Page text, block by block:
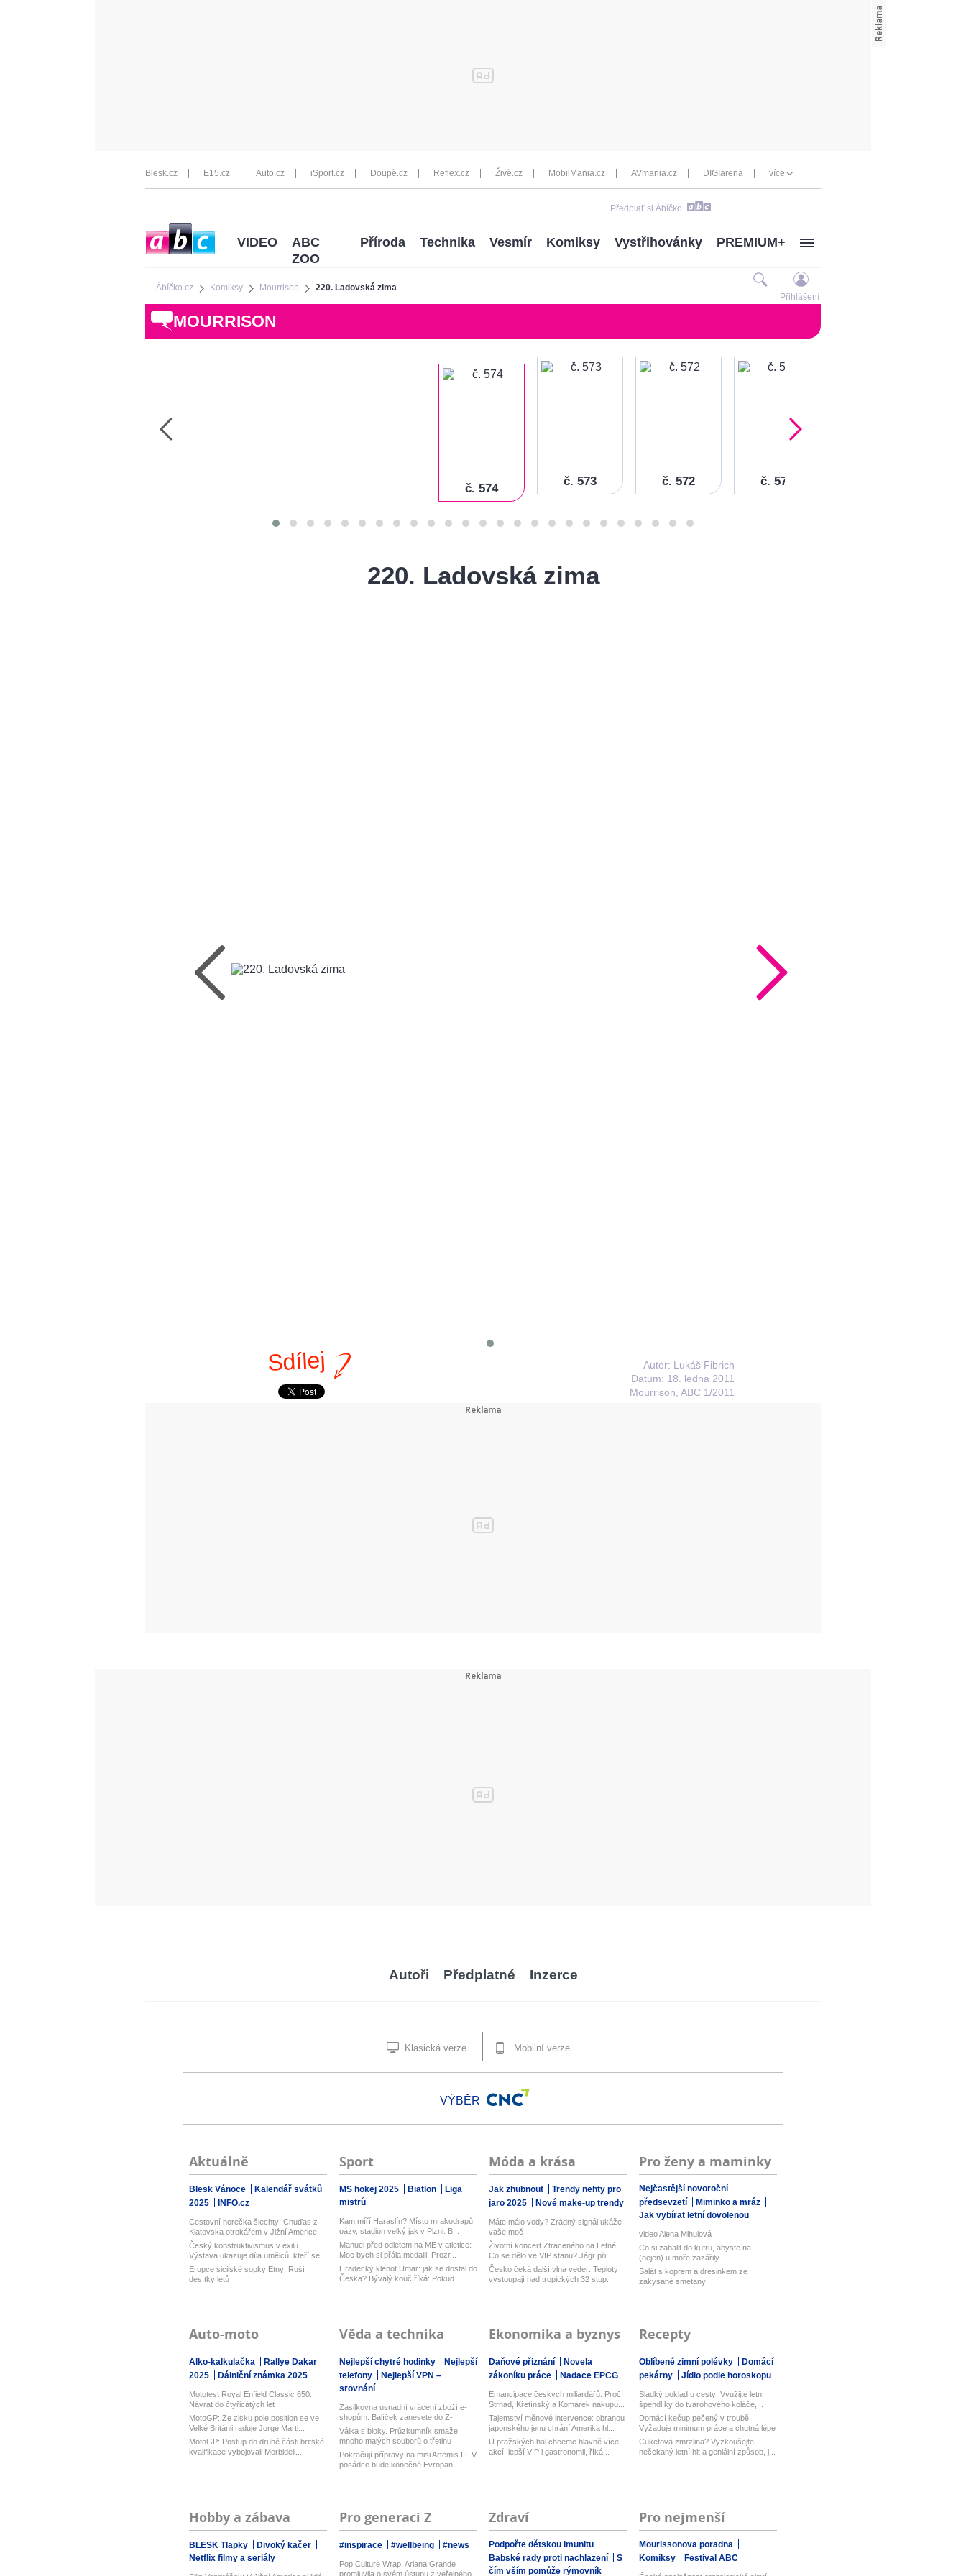
Blesk.cz E15.cz Auto.cz iSport.cz Doupě.cz Reflex.cz Živě.cz MobilMania.cz AVmania.cz DIGIarena více
Předplať si Ábíčko
Ábíčko.cz Komiksy Mourrison 220. Ladovská zima
VIDEO
ABC
ZOO
Příroda Technika Vesmír Komiksy Vystřihovánky PREMIUM+
Přihlášení
MOURRISON
č. 574
č. 573 č. 572 č. 571
220. Ladovská zima
Sdílej
Autor: Lukáš Fibrich
Datum: 18. ledna 2011
Mourrison, ABC 1/2011
Autoři Předplatné Inzerce
Klasická verze Mobilní verze
VÝBĚR
Aktuálně
Blesk Vánoce
Kalendář svátků
2025
INFO.cz
Cestovní horečka šlechty: Chuďas z
Klatovska otrokářem v Jižní Americe
Český konstruktivismus v exilu.
Výstava ukazuje díla umělců, kteří se
...
Erupce sicilské sopky Etny: Ruší
desítky letů
Sport
MS hokej 2025 Biatlon
Liga
mistrů
Kam míří Haraslín? Místo mrakodrapů
oázy, stadion velký jak v Plzni. B...
Manuel před odletem na ME v atletice:
Moc bych si přála medaili. Prozr...
Hradecký klenot Umar: jak se dostal do
Česka? Bývalý kouč říká: Pokud ...
Móda a krása
Jak zhubnout
Trendy nehty pro
jaro 2025
Nové make-up trendy
Máte málo vody? Zrádný signál ukáže
vaše moč
Životní koncert Ztraceného na Letné:
Co se dělo ve VIP stanu? Jágr při...
Česko čeká další vlna veder: Teploty
vystoupají nad tropických 32 stup...
Pro ženy a maminky
Nejčastější novoroční
předsevzetí
Miminko a mráz
Jak vybírat letní dovolenou
video Alena Mihulová
Co si zabalit do kufru, abyste na
(nejen) u moře zazářily...
Salát s koprem a dresinkem ze
zakysané smetany
Auto-moto
Alko-kalkulačka
Rallye Dakar
2025
Dálniční známka 2025
Mototest Royal Enfield Classic 650:
Návrat do čtyřicátých let
MotoGP: Ze zisku pole position se ve
Velké Británii raduje Jorge Marti...
MotoGP: Postup do druhé části britské
kvalifikace vybojovali Morbidell...
Věda a technika
Nejlepší chytré hodinky
Nejlepší
telefony
Nejlepší VPN –
srovnání
Zásilkovna usnadní vrácení zboží e-
shopům. Balíček zanesete do Z-
Boxu,...
Válka s bloky. Průzkumník smaže
mnoho malých souborů o třetinu
rychlej...
Pokračují přípravy na misi Artemis III. V
posádce bude konečně Evropan...
Ekonomika a byznys
Daňové přiznání
Novela
zákoníku práce
Nadace EPCG
Emancipace českých miliardářů. Proč
Strnad, Křetínský a Komárek nakupu...
Tajemství měnové intervence: obranou
japonského jenu chrání Amerika hl...
U pražských hal chceme hlavně více
akcí, lepší VIP i gastronomii, říká...
Recepty
Oblíbené zimní polévky
Domácí
pekárny
Jídlo podle horoskopu
Sladký poklad u cesty: Využijte letní
špendlíky do tvarohového koláče,...
Domácí kečup pečený v troubě:
Vyžaduje minimum práce a chutná lépe
než...
Cuketová zmrzlina? Vyzkoušejte
nečekaný letní hit a geniální způsob, j...
Hobby a zábava
BLESK Tlapky
Divoký kačer
Netflix filmy a seriály
Pro generaci Z
#inspirace #wellbeing #news
Pop Culture Wrap: Ariana Grande
promluvila o svém ústupu z veřejného
Zdraví
Podpořte dětskou imunitu
Babské rady proti nachlazení
S
čím vším pomůže rýmovník
Pro nejmenší
Mourissonova poradna
Komiksy
Festival ABC